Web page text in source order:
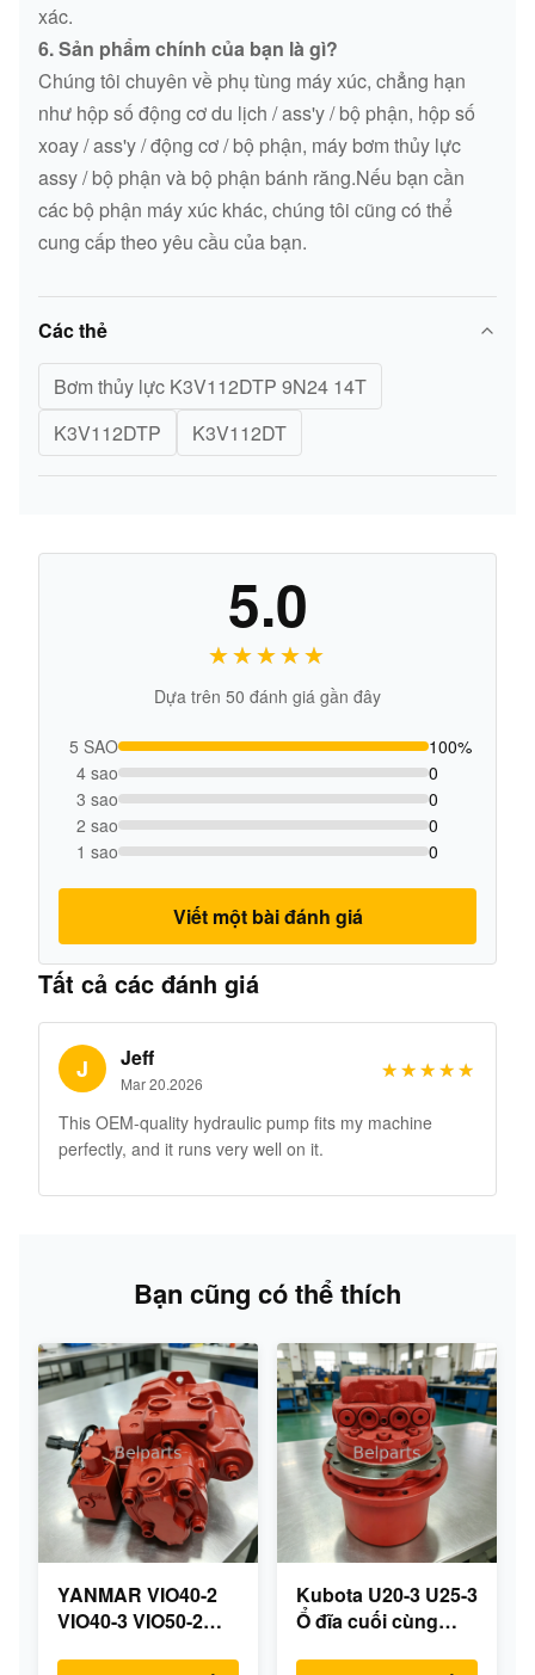
xác.
6. Sản phẩm chính của bạn là gì?
Chúng tôi chuyên về phụ tùng máy xúc, chẳng hạn
như hộp số động cơ du lịch / ass'y / bộ phận, hộp số
xoay / ass'y / động cơ / bộ phận, máy bơm thủy lực
assy / bộ phận và bộ phận bánh răng.Nếu bạn cần
các bộ phận máy xúc khác, chúng tôi cũng có thể
cung cấp theo yêu cầu của bạn.
Các thẻ
Bơm thủy lực K3V112DTP 9N24 14T
K3V112DTP
K3V112DT
5.0
★★★★★
★★★★★
Dựa trên 50 đánh giá gần đây
5 SAO
100%
4 sao
0
3 sao
0
2 sao
0
1 sao
0
Viết một bài đánh giá
Tất cả các đánh giá
J Jeff
Mar 20.2026
★★★★★
★★★★★
This OEM-quality hydraulic pump fits my machine
perfectly, and it runs very well on it.
Bạn cũng có thể thích
YANMAR VIO40-2
VIO40-3 VIO50-2
Kubota U20-3 U25-3
Ổ đĩa cuối cùng